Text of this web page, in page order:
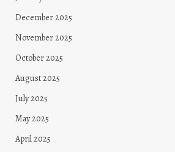
December 2025
November 2025
October 2025
August 2025
July 2025
May 2025
April 2025